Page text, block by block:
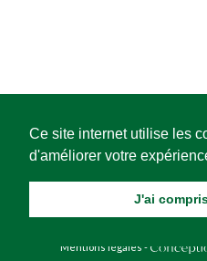
Ce site internet utilise les
d'améliorer votre
J'ai
Recevez notre newsletter
Mentions légales -